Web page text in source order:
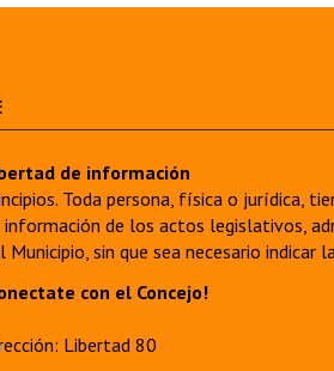
de información
Toda persona, física o jurídica,
información de los actos legislativos,
Municipio, sin que sea necesario
con el Concejo!
Libertad 80